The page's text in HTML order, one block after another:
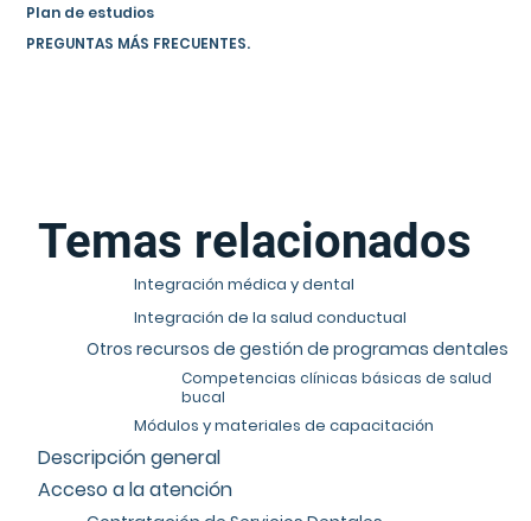
Temas relacionados
Integración médica y dental
Integración de la salud conductual
Otros recursos de gestión de programas dentales
Competencias clínicas básicas de salud
bucal
Módulos y materiales de capacitación
Descripción general
Acceso a la atención
PREGUNTAS MÁS FRECUENTES.
Plan de estudios